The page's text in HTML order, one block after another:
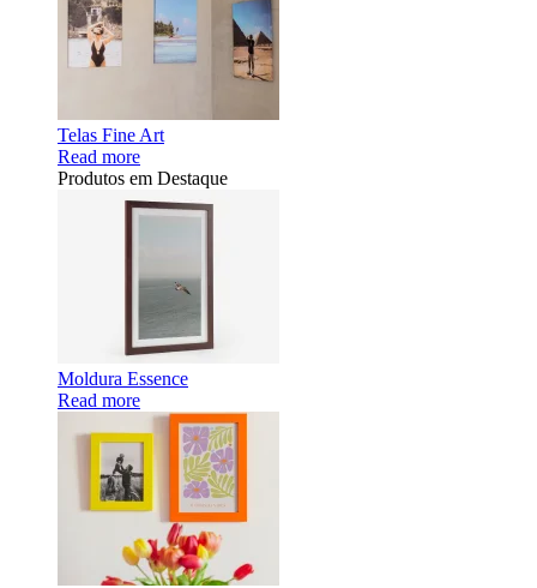
Telas Fine Art
Read more
Produtos em Destaque
Moldura Essence
Read more